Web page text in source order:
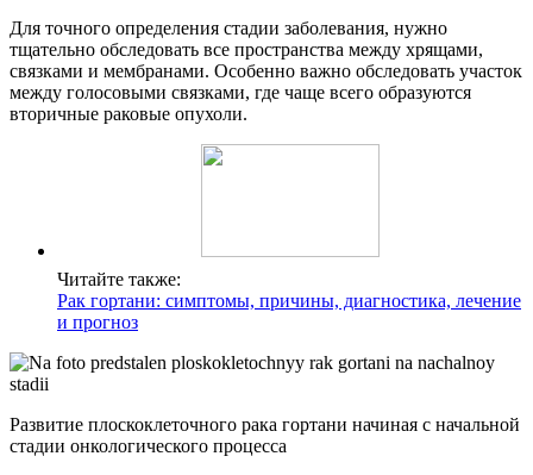
Для точного определения стадии заболевания, нужно
тщательно обследовать все пространства между хрящами,
связками и мембранами. Особенно важно обследовать участок
между голосовыми связками, где чаще всего образуются
вторичные раковые опухоли.
Читайте также:
Рак гортани: симптомы, причины, диагностика, лечение
и прогноз
Развитие плоскоклеточного рака гортани начиная с начальной
стадии онкологического процесса